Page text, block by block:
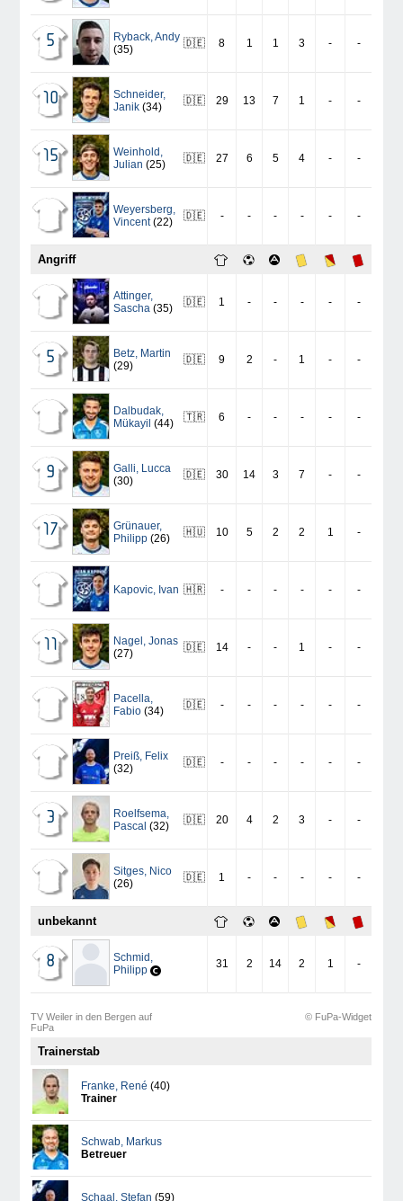
5 Ryback,Andy
(35)
🇩🇪 8 1 1 3 - -
10 Schneider,
Janik (34) 🇩🇪 29 13 7 1 - -
15 Weinhold ,
Julian (25) 🇩🇪 27 6 5 4 - -
Weyersberg,
Vincent (22) 🇩🇪 - - - - - -
Angriff
Attinger,
Sascha (35) 🇩🇪 1 - - - - -
5 Betz, Martin
(29)
🇩🇪 9 2 - 1 - -
Dalbudak,
Mükayil (44) 🇹🇷 6 - - - - -
9 Galli, Lucca
(30)
🇩🇪 30 14 3 7 - -
17 Grünauer,
Philipp (26) 🇭🇺 10 5 2 2 1 -
Kapovic, Ivan 🇭🇷 - - - - - -
11 Nagel ,Jonas
(27)
🇩🇪 14 - - 1 - -
Pacella,
Fabio (34) 🇩🇪 - - - - - -
Preiß, Felix
(32)
🇩🇪 - - - - - -
3 Roelfsema,
Pascal (32) 🇩🇪 20 4 2 3 - -
Sitges, Nico
(26)
🇩🇪 1 - - - - -
unbekannt
8 Schmid ,
Philipp
31 2 14 2 1 -
© FuPa-Widget
TV Weiler in den Bergen auf
FuPa
Trainerstab
Franke, René (40)
Trainer
Schwab, Markus
Betreuer
Schaal ,Stefan (59)